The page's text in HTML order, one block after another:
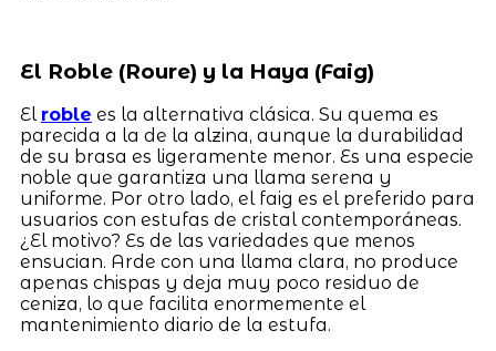
El Roble (Roure) y la Haya (Faig)
El roble es la alternativa clásica. Su quema es
parecida a la de la alzina, aunque la durabilidad
de su brasa es ligeramente menor. Es una especie
noble que garantiza una llama serena y
uniforme. Por otro lado, el faig es el preferido para
usuarios con estufas de cristal contemporáneas.
¿El motivo? Es de las variedades que menos
ensucian. Arde con una llama clara, no produce
apenas chispas y deja muy poco residuo de
ceniza, lo que facilita enormemente el
mantenimiento diario de la estufa.